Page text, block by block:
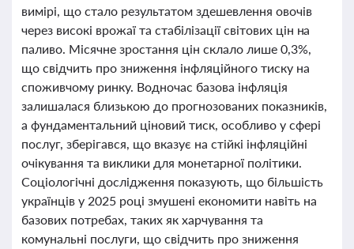
вимірі, що стало результатом здешевлення овочів
через високі врожаї та стабілізації світових цін на
паливо. Місячне зростання цін склало лише 0,3%,
що свідчить про зниження інфляційного тиску на
споживчому ринку. Водночас базова інфляція
залишалася близькою до прогнозованих показників,
а фундаментальний ціновий тиск, особливо у сфері
послуг, зберігався, що вказує на стійкі інфляційні
очікування та виклики для монетарної політики.
Соціологічні дослідження показують, що більшість
українців у 2025 році змушені економити навіть на
базових потребах, таких як харчування та
комунальні послуги, що свідчить про зниження